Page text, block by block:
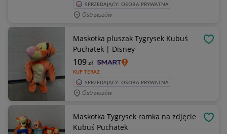
SPRZEDAJĄCY: OSOBA PRYWATNA
Ostrzeszów
Maskotka pluszak Tygrysek Kubuś
Puchatek | Disney
KUP TERAZ
109zł
SPRZEDAJĄCY: OSOBA PRYWATNA
Ostrzeszów
Maskotka Tygrysek ramka na zdjęcie
Kubuś Puchatek